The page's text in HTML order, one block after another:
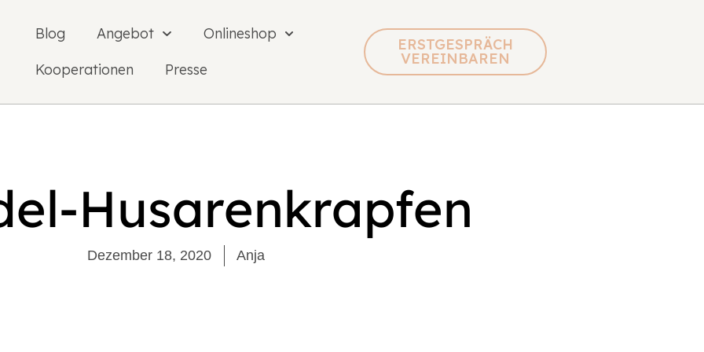
Blog Angebot
Onlineshop
Kooperationen
Presse
ERSTGESPRÄCH
VEREINBAREN
Husarenkrapfen
Dezember 18, 2020 Anja